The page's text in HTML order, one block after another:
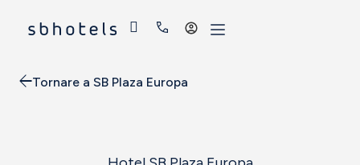
Accedi
Tornare a SB Plaza Europa